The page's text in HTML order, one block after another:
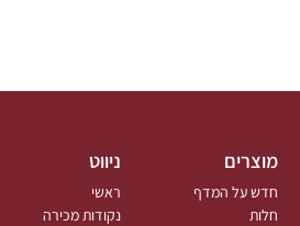
מוצרים
חדש על המדף
חלות
ניווט
ראשי
נקודות מכירה